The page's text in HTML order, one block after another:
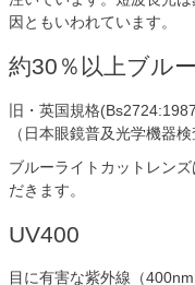
因ともいわれています。
約30％以上ブル
旧・英国規格
（日本眼鏡普及光学機器検
ブルーライトカットレン
だきます。
UV400
目に有害な紫外線（